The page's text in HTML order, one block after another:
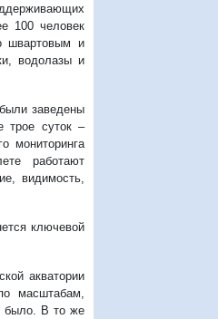
100 человек
швартовым и
водолазы и
заведены
трое суток –
мониторинга
работают
видимость,
ключевой
акватории
масштабам,
было. В то же